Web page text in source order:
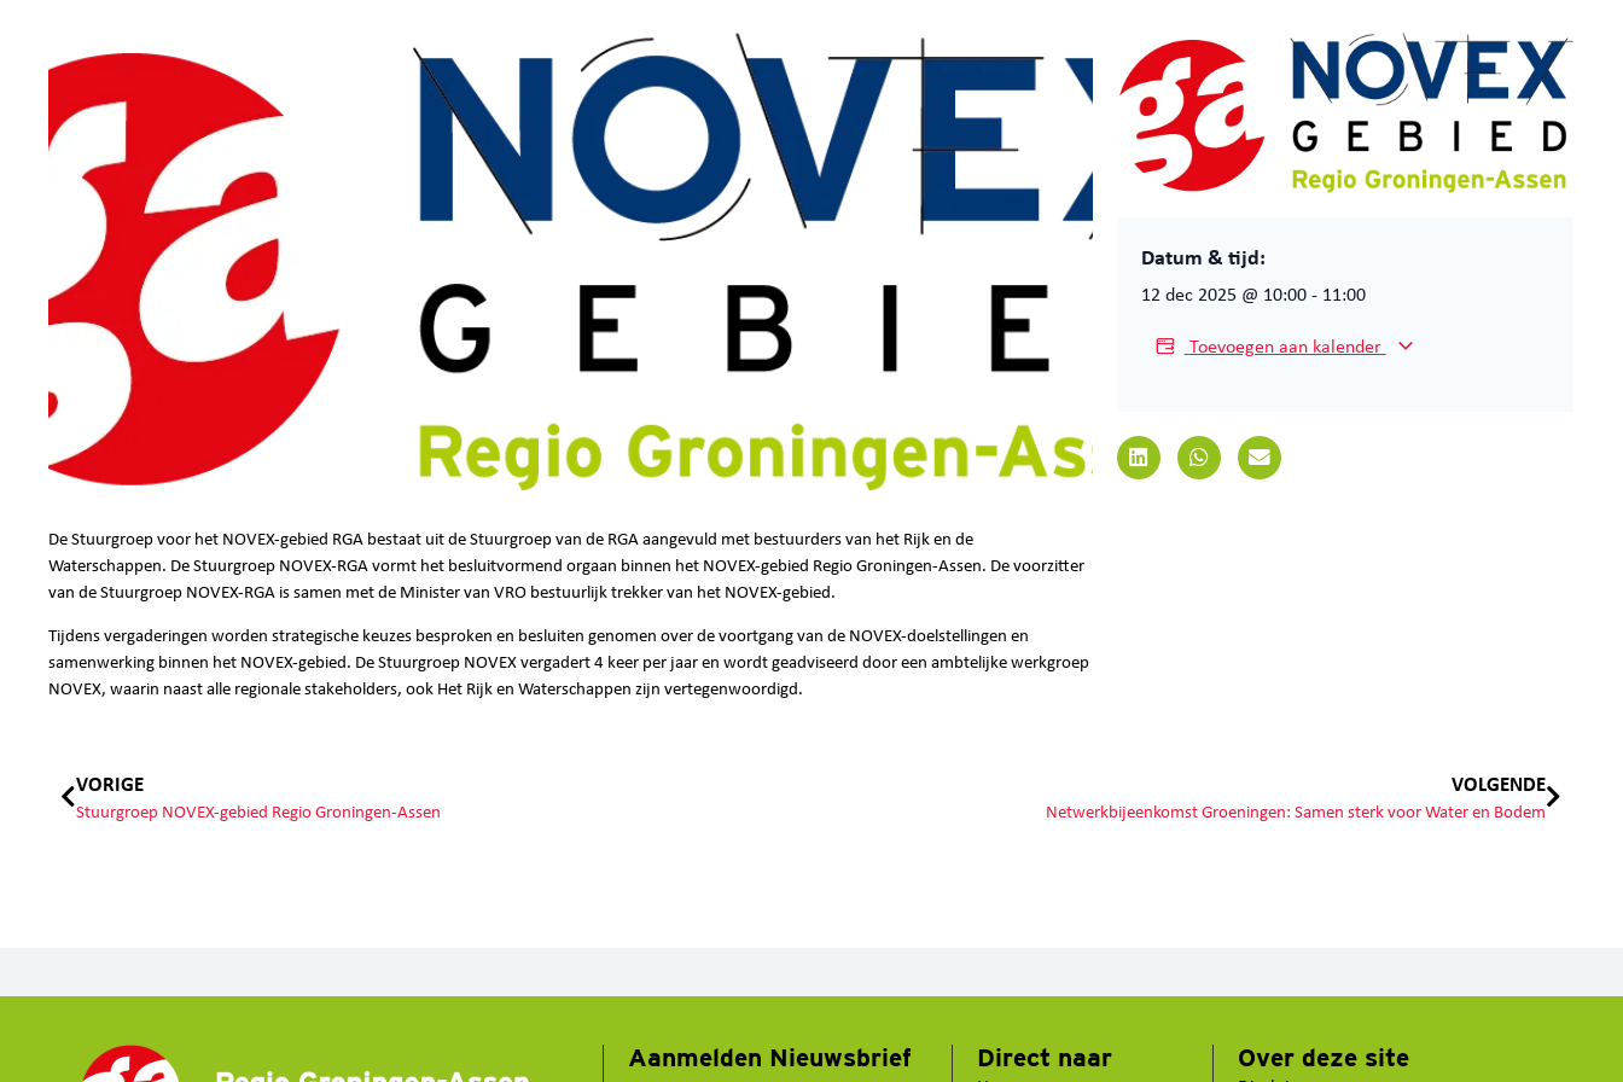
De Stuurgroep voor het NOVEX-gebied RGA bestaat uit de Stuurgroep van de RGA aangevuld met bestuurders van het Rijk en de
Waterschappen. De Stuurgroep NOVEX-RGA vormt het besluitvormend orgaan binnen het NOVEX-gebied Regio Groningen-Assen. De voorzitter
van de Stuurgroep NOVEX-RGA is samen met de Minister van VRO bestuurlijk trekker van het NOVEX-gebied.
Tijdens vergaderingen worden strategische keuzes besproken en besluiten genomen over de voortgang van de NOVEX-doelstellingen en
samenwerking binnen het NOVEX-gebied. De Stuurgroep NOVEX vergadert 4 keer per jaar en wordt geadviseerd door een ambtelijke werkgroep
NOVEX, waarin naast alle regionale stakeholders, ook Het Rijk en Waterschappen zijn vertegenwoordigd.
Datum & tijd:
12 dec 2025 @ 10:00 - 11:00
Toevoegen aan kalender
VORIGE
Stuurgroep NOVEX-gebied Regio Groningen-Assen
VOLGENDE
Netwerkbijeenkomst Groeningen: Samen sterk voor Water en Bodem
Aanmelden Nieuwsbrief Direct naar Over deze site